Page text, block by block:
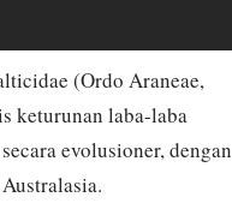
(Ordo Araneae,
keturunan laba-laba
evolusioner, dengan